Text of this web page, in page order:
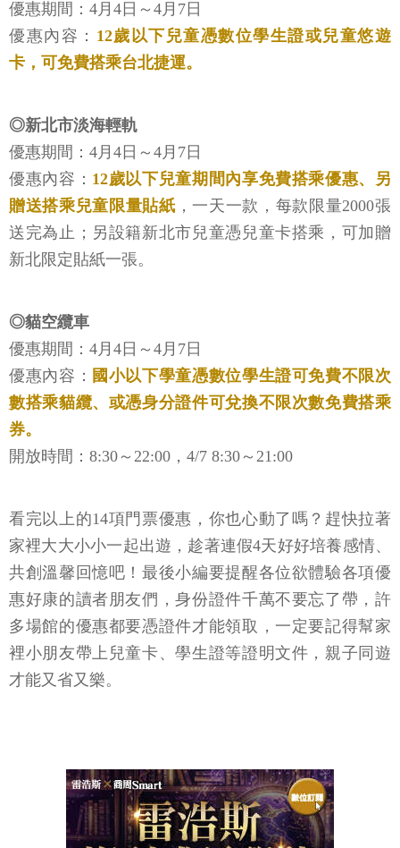
優惠期間：4月4日～4月7日
優惠內容： 12歲以下兒童憑數位學生證或兒童悠遊
卡，可免費搭乘台北捷運。
◎新北市淡海輕軌
優惠期間：4月4日～4月7日
優惠內容： 12歲以下兒童期間內享免費搭乘優惠、另
贈送搭乘兒童限量貼紙 ，一天一款，每款限量2000張
送完為止；另設籍新北市兒童憑兒童卡搭乘，可加贈
新北限定貼紙一張。
◎貓空纜車
優惠期間：4月4日～4月7日
優惠內容： 國小以下學童憑數位學生證可免費不限次
數搭乘貓纜、或憑身分證件可兌換不限次數免費搭乘
券。
開放時間：8:30～22:00，4/7 8:30～21:00
看完以上的14項門票優惠，你也心動了嗎？趕快拉著
家裡大大小小一起出遊，趁著連假4天好好培養感情、
共創溫馨回憶吧！最後小編要提醒各位欲體驗各項優
惠好康的讀者朋友們，身份證件千萬不要忘了帶，許
多場館的優惠都要憑證件才能領取，一定要記得幫家
裡小朋友帶上兒童卡、學生證等證明文件，親子同遊
才能又省又樂。